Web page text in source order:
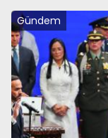
Gündem